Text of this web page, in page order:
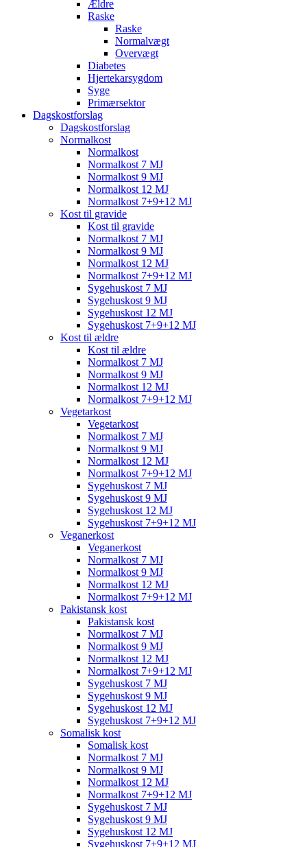
Ældre
Raske
Raske
Normalvægt
Overvægt
Diabetes
Hjertekarsygdom
Syge
Primærsektor
Dagskostforslag
Dagskostforslag
Normalkost
Normalkost
Normalkost 7 MJ
Normalkost 9 MJ
Normalkost 12 MJ
Normalkost 7+9+12 MJ
Kost til gravide
Kost til gravide
Normalkost 7 MJ
Normalkost 9 MJ
Normalkost 12 MJ
Normalkost 7+9+12 MJ
Sygehuskost 7 MJ
Sygehuskost 9 MJ
Sygehuskost 12 MJ
Sygehuskost 7+9+12 MJ
Kost til ældre
Kost til ældre
Normalkost 7 MJ
Normalkost 9 MJ
Normalkost 12 MJ
Normalkost 7+9+12 MJ
Vegetarkost
Vegetarkost
Normalkost 7 MJ
Normalkost 9 MJ
Normalkost 12 MJ
Normalkost 7+9+12 MJ
Sygehuskost 7 MJ
Sygehuskost 9 MJ
Sygehuskost 12 MJ
Sygehuskost 7+9+12 MJ
Veganerkost
Veganerkost
Normalkost 7 MJ
Normalkost 9 MJ
Normalkost 12 MJ
Normalkost 7+9+12 MJ
Pakistansk kost
Pakistansk kost
Normalkost 7 MJ
Normalkost 9 MJ
Normalkost 12 MJ
Normalkost 7+9+12 MJ
Sygehuskost 7 MJ
Sygehuskost 9 MJ
Sygehuskost 12 MJ
Sygehuskost 7+9+12 MJ
Somalisk kost
Somalisk kost
Normalkost 7 MJ
Normalkost 9 MJ
Normalkost 12 MJ
Normalkost 7+9+12 MJ
Sygehuskost 7 MJ
Sygehuskost 9 MJ
Sygehuskost 12 MJ
Sygehuskost 7+9+12 MJ